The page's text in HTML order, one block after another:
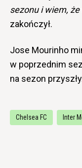
sezonu i wiem,
zakończył.
Jose Mourinho
w poprzednim
na sezon
Chelsea FC Inter